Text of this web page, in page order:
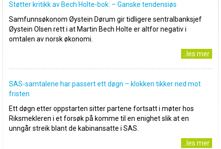
Støtter kritikk av Bech Holte-bok: – Ganske tendensiøs
Samfunnsøkonom Øystein Dørum gir tidligere sentralbanksjef
Øystein Olsen rett i at Martin Bech Holte er altfor negativ i
omtalen av norsk økonomi.
..les mer
SAS-samtalene har passert ett døgn – klokken tikker ned mot
fristen
Ett døgn etter oppstarten sitter partene fortsatt i møter hos
Riksmekleren i et forsøk på komme til en enighet slik at en
unngår streik blant de kabinansatte i SAS.
..les mer